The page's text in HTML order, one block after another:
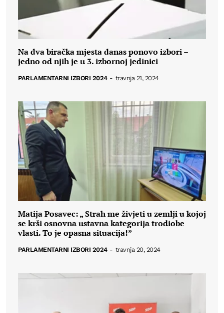
Na dva biračka mjesta danas ponovo izbori –
jedno od njih je u 3. izbornoj jedinici
PARLAMENTARNI IZBORI 2024 - travnja 21, 2024
Matija Posavec: „ Strah me živjeti u zemlji u kojoj
se krši osnovna ustavna kategorija trodiobe
vlasti. To je opasna situacija!”
PARLAMENTARNI IZBORI 2024 - travnja 20, 2024